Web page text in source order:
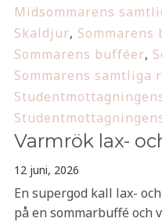
Midsommarens
Skaldjur,
Sommarens bufféer,
Sommarens samtliga
Varmrök lax-
12 juni, 2026
En supergod kall lax-
på en sommarbuffé och